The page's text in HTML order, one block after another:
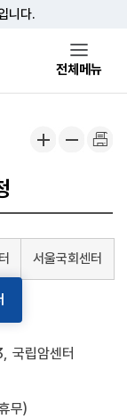
니다.
전체메뉴
서울국회센터
국립암센터
무)